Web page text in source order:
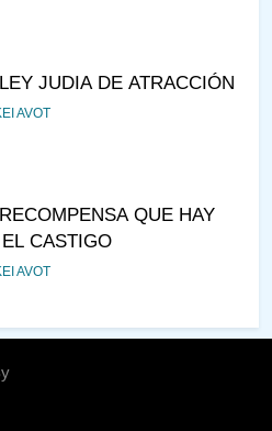
JUDIA DE ATRACCIÓN
AVOT
QUE HAY
CASTIGO
AVOT
DÓNDE VIENES?